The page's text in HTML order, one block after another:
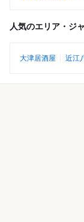
人気のエリア・ジ
大津居酒屋 近江